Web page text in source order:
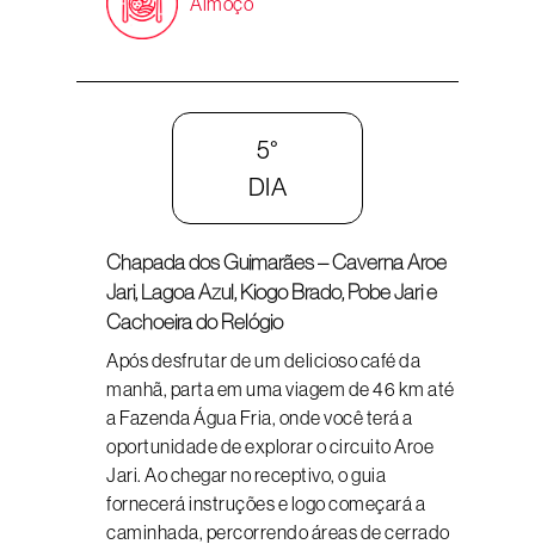
5°
DIA
Chapada dos Guimarães – Caverna Aroe
Jari, Lagoa Azul, Kiogo Brado, Pobe Jari e
Cachoeira do Relógio
Após desfrutar de um delicioso café da
manhã, parta em uma viagem de 46 km até
a Fazenda Água Fria, onde você terá a
oportunidade de explorar o circuito Aroe
Jari. Ao chegar no receptivo, o guia
fornecerá instruções e logo começará a
caminhada, percorrendo áreas de cerrado